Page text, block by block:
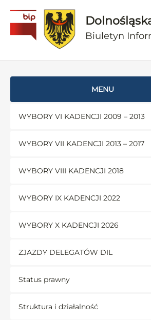
Biuletyn
MENU
WYBORY VI KADENCJI 2009 – 2013
WYBORY VII KADENCJI 2013 – 2017
WYBORY VIII KADENCJI 2018
WYBORY IX KADENCJI 2022
WYBORY X KADENCJI 2026
ZJAZDY DELEGATÓW DIL
Status prawny
Struktura i działalność